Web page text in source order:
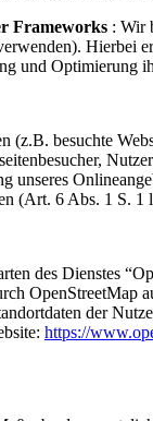
Frameworks : Wir
Hierbei
und Optimierung
(z.B. besuchte
unseres
(Art. 6 Abs. 1 S.
des Dienstes
OpenStreetMap
der
https://